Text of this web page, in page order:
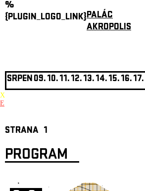
%
{PLUGIN_LOGO_LINK}PALÁC
AKROPOLIS
SRPEN09.10.11.12.13.14.15.16.17.
X
E
STRANA 1
PROGRAM